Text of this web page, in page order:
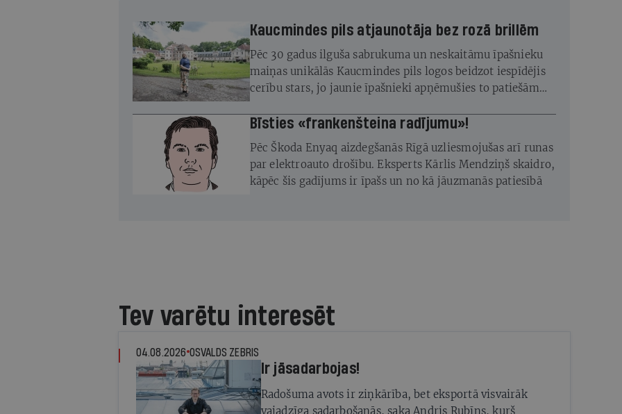
Kaucmindes pils atjaunotāja bez rozā brillēm
Pēc 30 gadus ilguša sabrukuma un neskaitāmu īpašnieku
maiņas unikālās Kaucmindes pils logos beidzot iespīdējis
cerību stars, jo jaunie īpašnieki apņēmušies to patiešām
atjaunot
Bīsties «frankenšteina radījumu»!
Pēc Škoda Enyaq aizdegšanās Rīgā uzliesmojušas arī runas
par elektroauto drošību. Eksperts Kārlis Mendziņš skaidro,
kāpēc šis gadījums ir īpašs un no kā jāuzmanās patiesībā
Tev varētu interesēt
04.08.2026 OSVALDS ZEBRIS
Ir jāsadarbojas!
Radošuma avots ir ziņkārība, bet eksportā visvairāk
vajadzīga sadarbošanās, saka Andris Rubīns, kurš